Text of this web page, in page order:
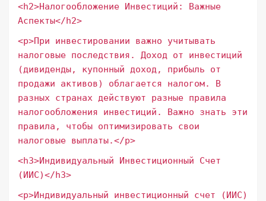
<h2>Налогообложение Инвестиций: Важные
Аспекты</h2>
<p>При инвестировании важно учитывать
налоговые последствия. Доход от инвестиций
(дивиденды, купонный доход, прибыль от
продажи активов) облагается налогом. В
разных странах действуют разные правила
налогообложения инвестиций. Важно знать эти
правила, чтобы оптимизировать свои
налоговые выплаты.</p>
<h3>Индивидуальный Инвестиционный Счет
(ИИС)</h3>
<p>Индивидуальный инвестиционный счет (ИИС)